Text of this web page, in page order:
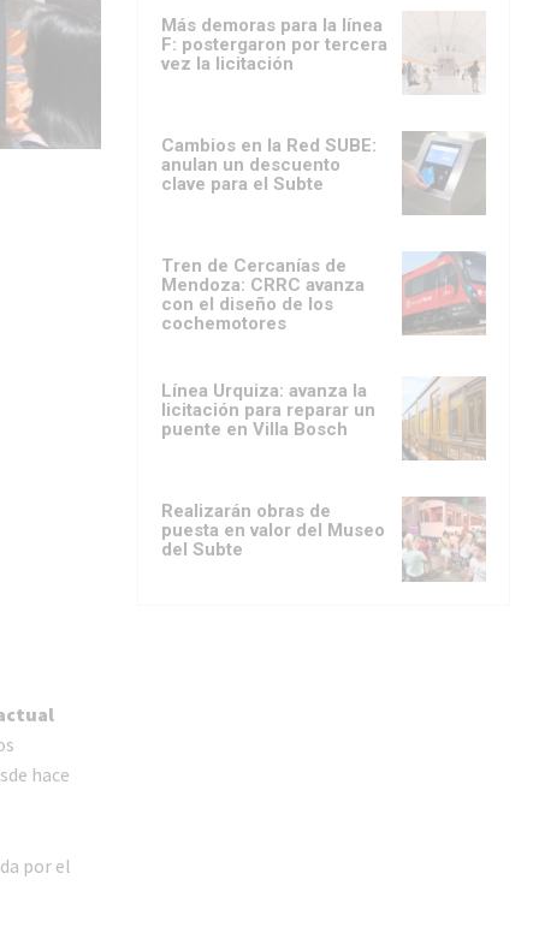
hace
por el
Más demoras para la línea
F: postergaron por tercera
vez la licitación
Cambios en la Red SUBE:
anulan un descuento
clave para el Subte
Tren de Cercanías de
Mendoza: CRRC avanza
con el diseño de los
cochemotores
Línea Urquiza: avanza la
licitación para reparar un
puente en Villa Bosch
Realizarán obras de
puesta en valor del Museo
del Subte